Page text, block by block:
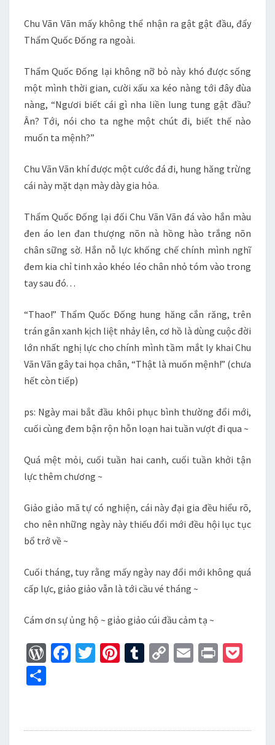
Chu Vãn Vãn mấy không thể nhận ra gật gật đầu, đẩy
Thẩm Quốc Đống ra ngoài.
Thẩm Quốc Đống lại không nỡ bỏ này khó được sống
một mình thời gian, cười xấu xa kéo nàng tới đây đùa
nàng, “Ngươi biết cái gì nha liền lung tung gật đầu?
Ân? Tới, nói cho ta nghe một chút đi, biết thế nào
muốn ta mệnh?”
Chu Vãn Vãn khí được một cước đá đi, hung hăng trừng
cái này mặt dạn mày dày gia hỏa.
Thẩm Quốc Đống lại đối Chu Vãn Vãn đá vào hắn màu
đen áo len đan thượng nõn nà hồng hào trắng nõn
chân sững sờ. Hắn nỗ lực khống chế chính mình nghĩ
đem kia chỉ tinh xảo khéo léo chân nhỏ tóm vào trong
tay sau đó. . .
“Thao!” Thẩm Quốc Đống hung hăng cắn răng, trên
trán gân xanh kịch liệt nhảy lên, cơ hồ là dùng cuộc đời
lớn nhất nghị lực cho chính mình tầm mắt ly khai Chu
Vãn Vãn gây tai họa chân, “Thật là muốn mệnh!” (chưa
hết còn tiếp)
ps: Ngày mai bắt đầu khôi phục bình thường đổi mới,
cuối cùng đem bận rộn hỗn loạn hai tuần vượt đi qua ~
Quá mệt mỏi, cuối tuần hai canh, cuối tuần khởi tận
lực thêm chương ~
Giảo giảo mã tự có nghiện, cái này đại gia đều hiểu rõ,
cho nên những ngày này thiếu đổi mới đều hội lục tục
bổ trở về ~
Cuối tháng, tuy rằng mấy ngày nay đổi mới không quá
cấp lực, giảo giảo vẫn là tới cầu vé tháng ~
Cám ơn sự ủng hộ ~ giảo giảo cúi đầu cảm tạ ~
W
es
Fa
o
T
Pi
t
T
r
C
Li
E
Pr
e